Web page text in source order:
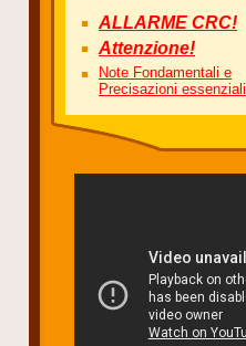
ALLARME CRC!
Attenzione!
Note Fondamentali e
Precisazioni essenziali